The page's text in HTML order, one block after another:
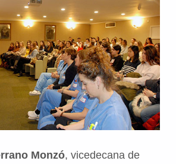
Monzó, vicedecana de